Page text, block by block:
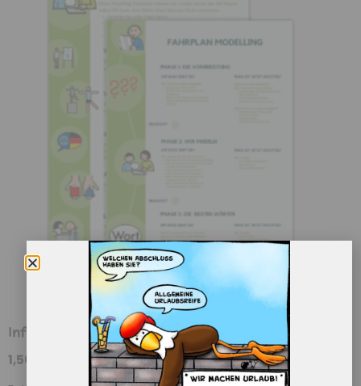
Infotafel: Modelling Fahrplan und Strategien
1,50 €